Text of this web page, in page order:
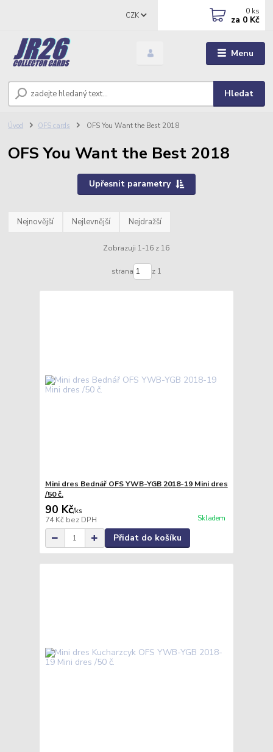
Menu
CZK
Hledat
0 ks
za 0 Kč
Úvod OFS cards OFS You Want the Best 2018
OFS You Want the Best 2018
Upřesnit parametry
Nejnovější Nejlevnější Nejdražší
Zobrazuji 1-16 z 16
strana z 1
Mini dres Bednář OFS YWB-YGB 2018-19 Mini dres
/50 č.
90 Kč/ks
74 Kč bez DPH Skladem
Přidat do košíku